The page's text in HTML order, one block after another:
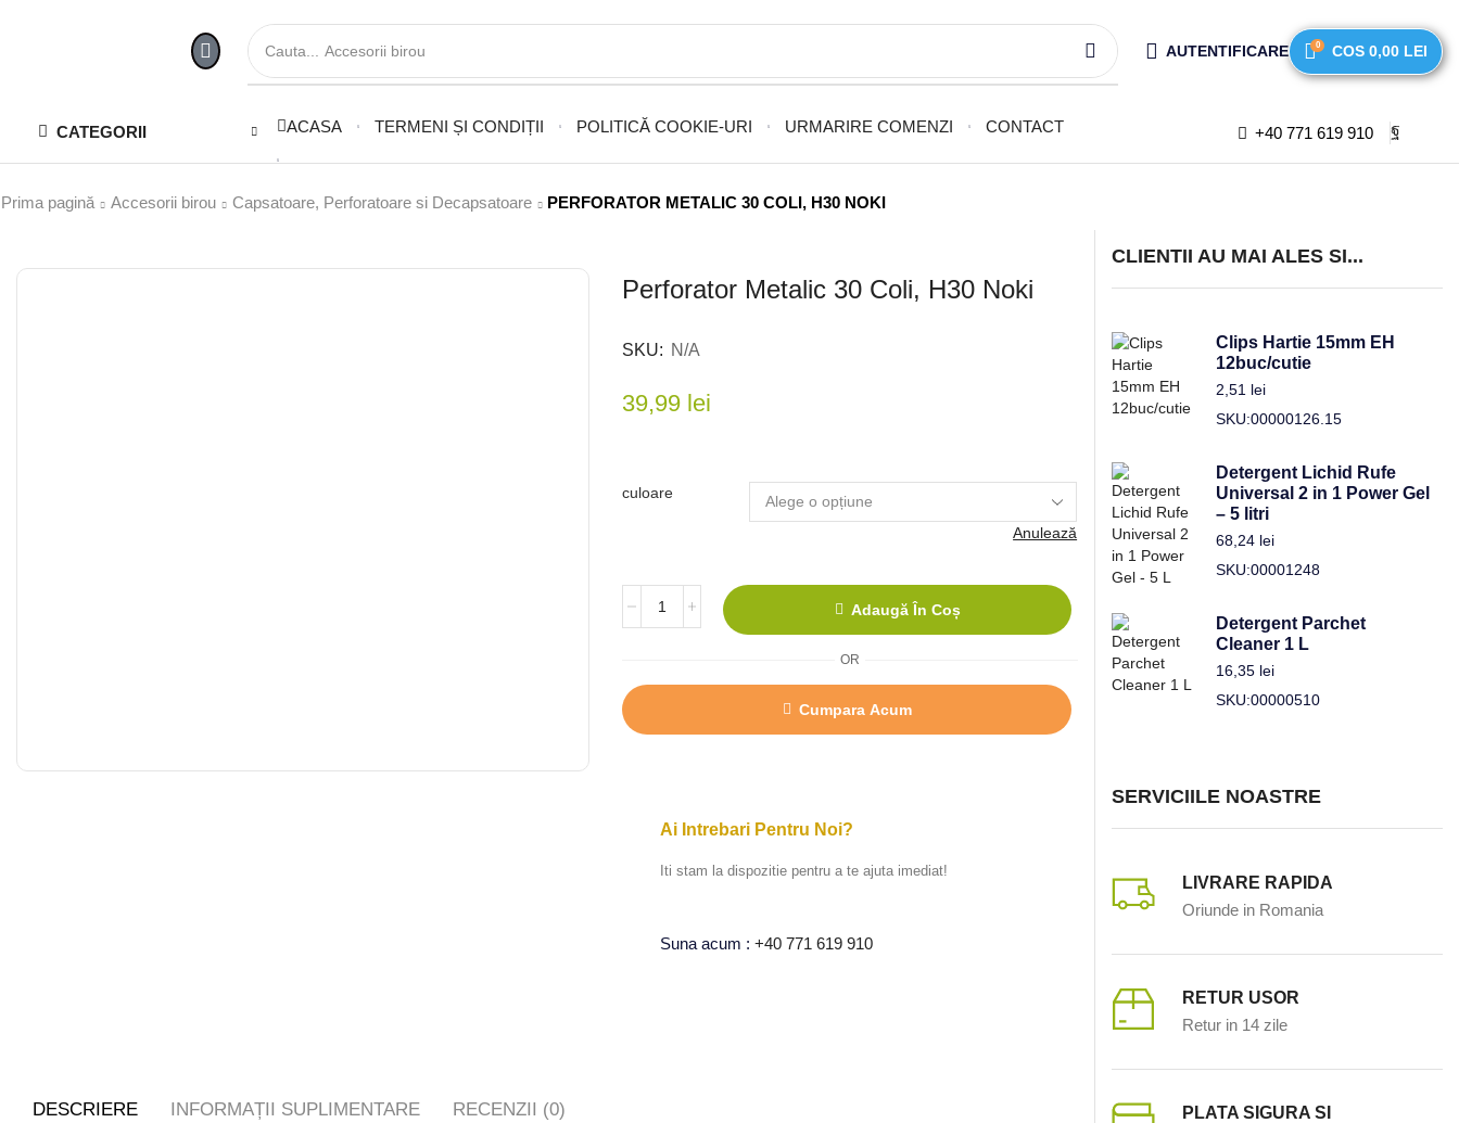
Cauta... Accesorii birou AUTENTIFICARE 0 COS 0,00 LEI
CATEGORII ACASA TERMENI ȘI CONDIȚII POLITICĂ COOKIE-URI URMARIRE COMENZI CONTACT +40 771 619 910
Prima pagină Accesorii birou Capsatoare, Perforatoare si Decapsatoare PERFORATOR METALIC 30 COLI, H30 NOKI
Perforator Metalic 30 Coli, H30 Noki
SKU: N/A
39,99 lei
culoare
Anulează
Adaugă În Coș
OR
Cumpara Acum
Ai Intrebari Pentru Noi?
Iti stam la dispozitie pentru a te ajuta imediat!
Suna acum :+40 771 619 910
DESCRIERE INFORMAȚII SUPLIMENTARE RECENZII (0)
CLIENTII AU MAI ALES SI...
Clips Hartie 15mm EH
12buc/cutie
2,51 lei
SKU:00000126.15
Detergent Lichid Rufe
Universal 2 in 1 Power Gel
– 5 litri
68,24 lei
SKU:00001248
Detergent Parchet
Cleaner 1 L
16,35 lei
SKU:00000510
SERVICIILE NOASTRE
LIVRARE RAPIDA
Oriunde in Romania
RETUR USOR
Retur in 14 zile
PLATA SIGURA SI